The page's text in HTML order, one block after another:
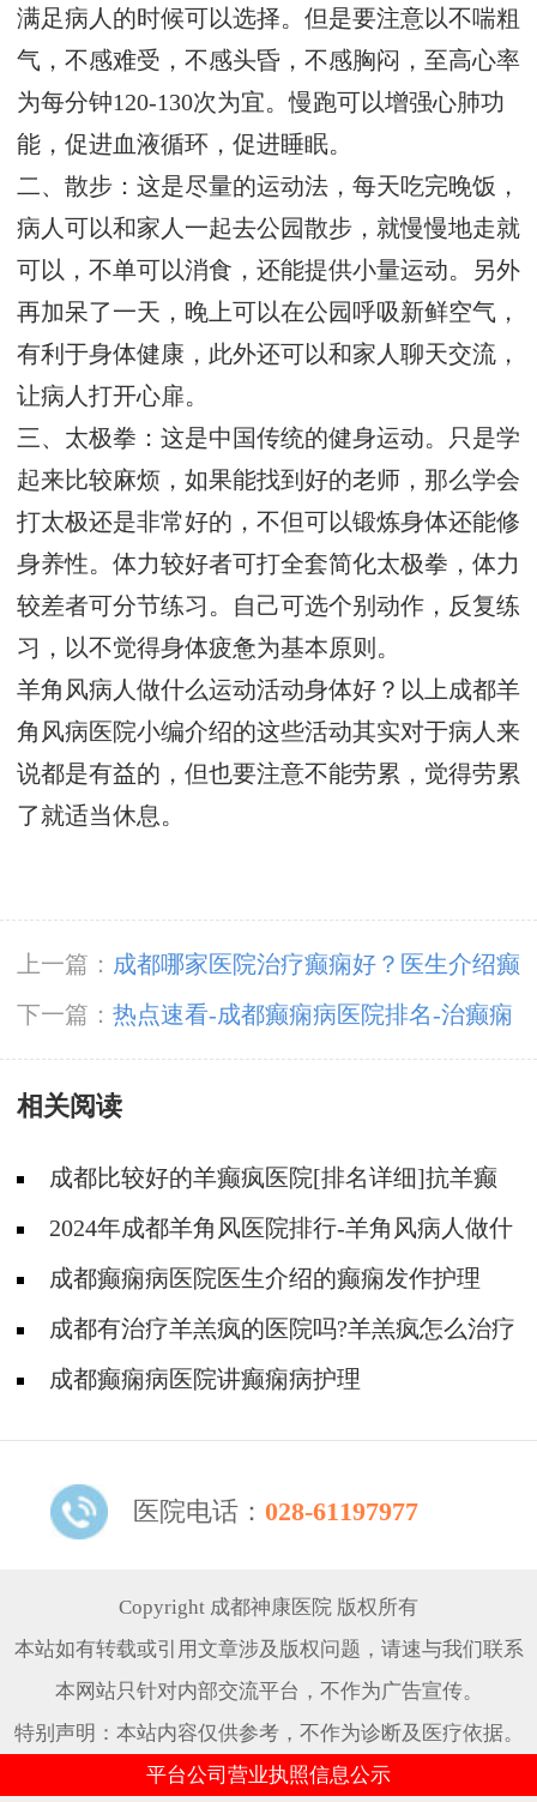
满足病人的时候可以选择。但是要注意以不喘粗
气，不感难受，不感头昏，不感胸闷，至高心率
为每分钟120-130次为宜。慢跑可以增强心肺功
能，促进血液循环，促进睡眠。
二、散步：这是尽量的运动法，每天吃完晚饭，
病人可以和家人一起去公园散步，就慢慢地走就
可以，不单可以消食，还能提供小量运动。另外
再加呆了一天，晚上可以在公园呼吸新鲜空气，
有利于身体健康，此外还可以和家人聊天交流，
让病人打开心扉。
三、太极拳：这是中国传统的健身运动。只是学
起来比较麻烦，如果能找到好的老师，那么学会
打太极还是非常好的，不但可以锻炼身体还能修
身养性。体力较好者可打全套简化太极拳，体力
较差者可分节练习。自己可选个别动作，反复练
习，以不觉得身体疲惫为基本原则。
羊角风病人做什么运动活动身体好？以上成都羊
角风病医院小编介绍的这些活动其实对于病人来
说都是有益的，但也要注意不能劳累，觉得劳累
了就适当休息。
上一篇： 成都哪家医院治疗癫痫好？医生介绍癫
痫如何预防？
下一篇： 热点速看-成都癫痫病医院排名-治癫痫
期间还要做什么检查？
相关阅读
成都比较好的羊癫疯医院[排名详细]抗羊癫
疯药物的选用要注意什么？
2024年成都羊角风医院排行-羊角风病人做什
么运动活动身体好？
成都癫痫病医院医生介绍的癫痫发作护理
成都有治疗羊羔疯的医院吗?羊羔疯怎么治疗
成都癫痫病医院讲癫痫病护理
医院电话： 028-61197977
Copyright 成都神康医院 版权所有
本站如有转载或引用文章涉及版权问题，请速与我们联系
本网站只针对内部交流平台，不作为广告宣传。
特别声明：本站内容仅供参考，不作为诊断及医疗依据。
平台公司营业执照信息公示